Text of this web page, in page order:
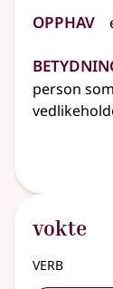
Opphav
person
vokte
verb